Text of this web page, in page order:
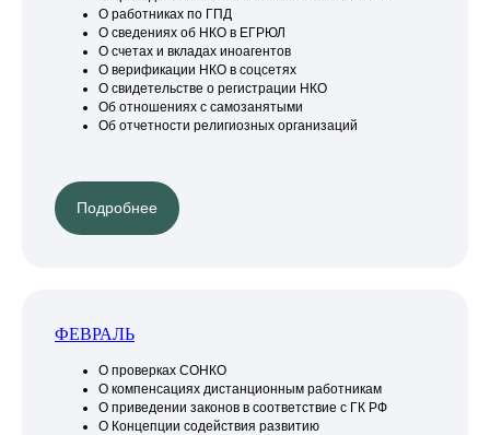
О работниках по ГПД
О сведениях об НКО в ЕГРЮЛ
О счетах и вкладах иноагентов
О верификации НКО в соцсетях
О свидетельстве о регистрации НКО
Об отношениях с самозанятыми
Об отчетности религиозных организаций
Подробнее
ФЕВРАЛЬ
О проверках СОНКО
О компенсациях дистанционным работникам
О приведении законов в соответствие с ГК РФ
О Концепции содействия развитию